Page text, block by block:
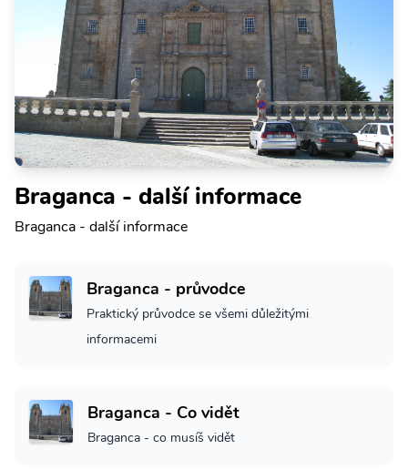
Braganca - další informace
Braganca - další informace
Braganca - průvodce
Praktický průvodce se všemi důležitými
informacemi
Braganca - Co vidět
Braganca - co musíš vidět